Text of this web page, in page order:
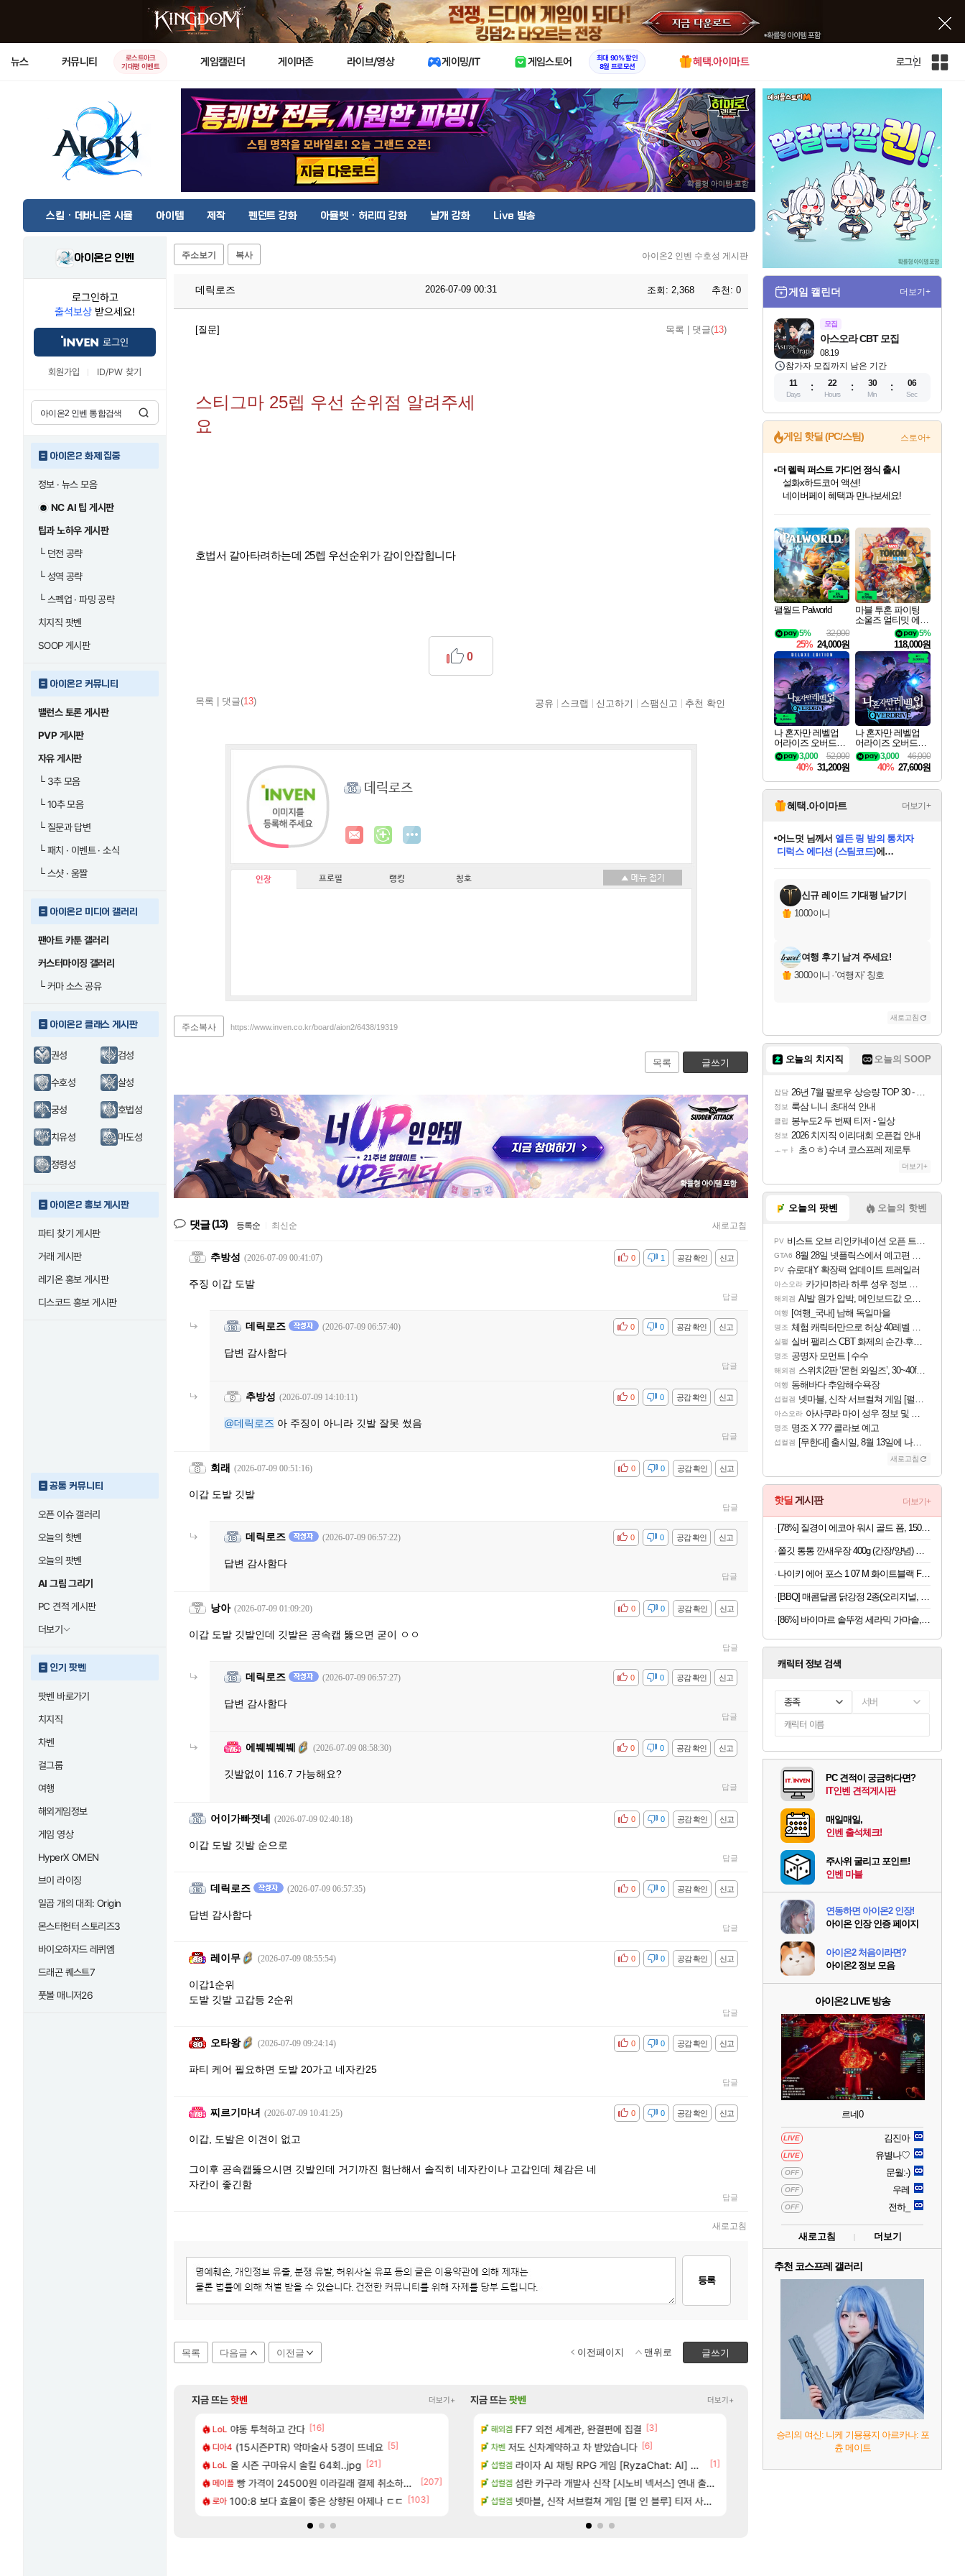
X
뉴스 커뮤니티
로스트아크
기대평 이벤트
게임캘린더 게이머존 라이브/영상 게이밍/IT 게임스토어
최대 90% 할인
8월 프로모션
혜택.아이마트 로그인
인
트
스킬 · 데바니온 시뮬 아이템 제작 펜던트 강화 아뮬렛 · 허리띠 강화 날개 강화 Live 방송
아이온2 인벤
로그인하고
출석보상 받으세요!
로그인
회원가입 ID/PW 찾기
아이온2 화제 집중
정보 · 뉴스 모음
NC AI 팁 게시판
팁과 노하우 게시판
└던전 공략
└성역 공략
└스펙업 · 파밍 공략
치지직 팟벤
SOOP 게시판
아이온2 커뮤니티
밸런스 토론 게시판
PVP 게시판
자유 게시판
└3추 모음
└10추 모음
└질문과 답변
└패치 · 이벤트 · 소식
└스샷 · 움짤
아이온2 미디어 갤러리
팬아트 카툰 갤러리
커스터마이징 갤러리
└커마 소스 공유
아이온2 클래스 게시판
권성 검성
수호성 살성
궁성 호법성
치유성 마도성
정령성
아이온2 홍보 게시판
파티 찾기 게시판
거래 게시판
레기온 홍보 게시판
디스코드 홍보 게시판
공통 커뮤니티
오픈 이슈 갤러리
오늘의 핫벤
오늘의 팟벤
AI 그림 그리기
PC 견적 게시판
더보기
인기 팟벤
팟벤 바로가기
치지직
차벤
걸그룹
여행
해외게임정보
게임 영상
HyperX OMEN
브이 라이징
일곱 개의 대죄: Origin
몬스터헌터 스토리즈3
바이오하자드 레퀴엠
드래곤 퀘스트7
풋볼 매니저26
주소보기 복사 아이온2 인벤 수호성 게시판
데릭로즈 2026-07-09 00:31 조회: 2,368 추천: 0
[질문] 목록 댓글(13)
스티그마 25렙 우선 순위점 알려주세
요
호법서 갈아타려하는데 25렙 우선순위가 감이안잡힙니다
목록 댓글(13)
0
공유 스크랩 신고하기 스팸신고 추천 확인
데릭로즈
인장 프로필 랭킹 칭호
주소복사 https://www.inven.co.kr/board/aion2/6438/19319
목록 글쓰기
댓글(13) 등록순 최신순 새로고침
추방성 (2026-07-09 00:41:07) 신고
공감 확인
비공감 1
0
주징 이갑 도발
답글
데릭로즈 (2026-07-09 06:57:40) 신고
공감 확인
비공감 0
0
답변 감사함다
답글
추방성 (2026-07-09 14:10:11) 신고
공감 확인
비공감 0
0
@데릭로즈 아 주징이 아니라 깃발 잘못 썼음
답글
회래 (2026-07-09 00:51:16) 신고
공감 확인
비공감 0
0
이갑 도발 깃발
답글
데릭로즈 (2026-07-09 06:57:22) 신고
공감 확인
비공감 0
0
답변 감사함다
답글
낭아 (2026-07-09 01:09:20) 신고
공감 확인
비공감 0
0
이갑 도발 깃발인데 깃발은 공속캡 뚫으면 굳이 ㅇㅇ
답글
데릭로즈 (2026-07-09 06:57:27) 신고
공감 확인
비공감 0
0
답변 감사함다
답글
에붸붸붸붸 (2026-07-09 08:58:30) 신고
공감 확인
비공감 0
0
깃발없이 116.7 가능해요?
답글
어이가빠졋네 (2026-07-09 02:40:18) 신고
공감 확인
비공감 0
0
이갑 도발 깃발 순으로
답글
데릭로즈 (2026-07-09 06:57:35) 신고
공감 확인
비공감 0
0
답변 감사함다
답글
레이무 (2026-07-09 08:55:54) 신고
공감 확인
비공감 0
0
이갑1순위
도발 깃발 고갑등 2순위
답글
오타왕 (2026-07-09 09:24:14) 신고
공감 확인
비공감 0
0
파티 케어 필요하면 도발 20가고 네자칸25
답글
찌르기마녀 (2026-07-09 10:41:25) 신고
공감 확인
비공감 0
0
이갑, 도발은 이견이 없고
그이후 공속캡뚫으시면 깃발인데 거기까진 험난해서 솔직히 네자칸이나 고갑인데 체감은 네
자칸이 좋긴함
답글
새로고침
등록
목록 다음글 이전글 글쓰기
이전페이지 맨위로
지금 뜨는핫벤 더보기+
LoL 야동 투척하고 간다 [16]
디아4 (15시즌PTR) 악마술사 5경이 뜨네요 [5]
LoL 올 시즌 구마유시 솔킬 64회..jpg [21]
메이플 빵 가격이 24500원 이라길래 결제 취소하고 나왔다
[207]
로아 100:8 보다 효율이 좋은 상향된 아제나 ㄷㄷ [103]
와우 이번주 교역소 룩 좋네요 2 [1]
메이플 빵값 문의 후기 [86]
메이플 챌린저#77777 저격했습니다! [100]
검은사막 에이전트 신캐인데 너무 약한거 아님? [15]
로아 벨가르딘 나이트메어 TOP 10 직업별 분포 [125]
신호등 2인 40%글 존나 긁히네 씨발
벨가르딘 맛본 시점 민심 췤
지금 뜨는팟벤 더보기+
여행 7년만에 가족여행을 다녀왔습니다.
비스트 쿠를 먼저 보내서 기습하는 법
비스트 비스트 오브 리인카네이션 정보/공략글 모음
리싱크드 리싱크드 1.06 패치노트 (8/5)
PV 슈로대Y 확장팩 업데이트 트레일러
해외겜 FF7 외전 세계관, 완결편에 집결 [3]
차벤 저도 신차계약하고 차 받았습니다 [6]
섭컬겜 라이자 AI 채팅 RPG 게임 [RyzaChat: AI] 공개
[1]
섭컬겜 섬란 카구라 개발사 신작 [시노비 넥서스] 연내 출시 예정
섭컬겜 넷마블, 신작 서브컬쳐 게임 [펄 인 블루] 티저 사이트 오픈
챕터별 길찾기/지도 공략 (1 ~ 12장)
스위치2판 ‘몬헌 와일즈’, 30~40fps 목표 추
게임 캘린더 더보기+
모집
08.19
아스오라 CBT 모집
참가자 모집까지 남은 기간
11
Days
22
Hours
30
Min
05
Sec
게임 핫딜 (PC/스팀) 스토어+
최대 90% 할인가를 만나보세요!
네이버혜택과 함께 만나보세요!
50%할인&추가 적립까지!
네이버 포인트 혜택까지!
이니&베니 혜택까지!
네이버 혜택가와 함께 예약하세요!
할인&네이버혜택으로 만나보세요!
더 렐릭 퍼스트 가디언 정식 출시
설화x하드코어 액션!
네이버페이 혜택과 만나보세요!
40주년 프로모션으로 만나보세요!
할인가에 만나보세요!
일부 에디션 상시 할인!
혜택으로 예약 판매 중
편안하게 충전하세요
팰월드 Palworld
32,000
5%
25% 24,000원
마블 투혼 파이팅
소울즈 얼티밋 에디
션 예약구매 MARV
EL Tokon Fighting S
ouls Ultimate Edition
Pre-Purchase
5%
118,000원
나 혼자만 레벨업
어라이즈 오버드라
이브 디럭스 에디션
Solo Leveling Arise
Overdrive Deluxe Edi
tion
52,000
3,000
40% 31,200원
나 혼자만 레벨업
어라이즈 오버드라
이브 Solo Leveling A
rise
46,000
3,000
40% 27,600원
혜택.아이마트 더보기+
당첨되셨습니다.
당첨되셨습니다.
어느덧 님께서엘든 링 밤의 통치자
디럭스 에디션 (스팀코드)에
당첨되셨습니다.
에디션 (스팀코드)를 교환.
당첨되셨습니다.
당첨되셨습니다.
당첨되셨습니다.
당첨되셨습니다.
신규 레이드 기대평 남기기
1000이니
여행 후기 남겨 주세요!
3000이니 ·'여행자' 칭호
새로고침
오늘의 치지직 오늘의 SOOP
잡담 26년 7월 팔로우 상승량 TOP 30 - 월간 치지직
정보 룩삼 니니 초대석 안내
클립 봉누도2 두 번째 티저 - 일상
정보 2026 치지직 이리대회 오픈컵 안내
ㅗㅜㅑ 초ㅇㅎ) 수녀 코스프레 제로투
더보기+
오늘의 팟벤 오늘의 핫벤
PV 비스트 오브 리인카네이션 오픈 트레일러
GTA6 8월 28일 넷플릭스에서 예고편 공개 예정
PV 슈로대Y 확장팩 업데이트 트레일러
아스오라 카가미하라 하루 성우 정보 및 주요 필모
해외겜 AI발 원가 압박, 메인보드값 오르나
여행 [여행_국내] 남해 독일마을
명조 체험 캐릭터만으로 허상 40레벨 하이와티아 5분 컷!｜에이메스·린네·모니에 명함
실팰 실버 팰리스 CBT 화제의 순간·후기 모음
명조 공명자 모먼트 | 수수
해외겜 스위치2판 ‘몬헌 와일즈’, 30~40fps 목표 추정
여행 동해바다 추암해수욕장
섭컬겜 넷마블, 신작 서브컬쳐 게임 [펄 인 블루] 티저 사이트 오픈
아스오라 아사쿠라 마이 성우 정보 및 주요 필모
명조 명조 X ??? 콜라보 예고
섭컬겜 [무한대] 출시일, 8월 13일에 나오나
새로고침
핫딜 게시판 더보기+
[78%] 질경이 에코아 워시 골드 폼, 150g, 1개
나이키 에어 포스 1 07 M 화이트블랙 FJ4146-129
[86%] 바이마르 솥뚜껑 세라믹 가마솥, 16cm, 1개
캐릭터 정보 검색
종족 서버
PC 견적이 궁금하다면?
IT인벤 견적게시판
매일매일,
인벤 출석체크!
주사위 굴리고 포인트!
인벤 마블
연동하면 아이온2 인장!
아이온 인장 인증 페이지
아이온2 처음이라면?
아이온2 정보 모음
아이온2 LIVE 방송
르네0
LIVE 김진아
LIVE 유별나♡
OFF 문월:-)
OFF 우레
OFF 전하_
새로고침 더보기
추천 코스프레 갤러리
승리의 여신: 니케 기묭묭지 아르카나: 포
츈 메이트